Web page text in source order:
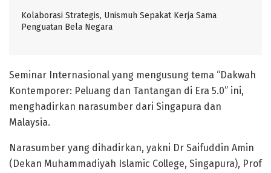
Kolaborasi Strategis, Unismuh Sepakat Kerja Sama
Penguatan Bela Negara
Seminar Internasional yang mengusung tema “Dakwah
Kontemporer: Peluang dan Tantangan di Era 5.0” ini,
menghadirkan narasumber dari Singapura dan
Malaysia.
Narasumber yang dihadirkan, yakni Dr Saifuddin Amin
(Dekan Muhammadiyah Islamic College, Singapura), Prof